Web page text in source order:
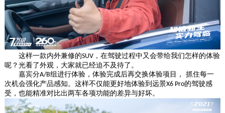
这样一款内外兼修的SUV，在驾驶过程中又会带给我们怎样的体验
呢？光看了外观，大家就已经迫不及待了。
嘉宾分A/B组进行体验，体验完成后再交换体验项目， 抓住每一
次机会强化产品感知。这样不仅能更好地体验到远景X6 Pro的驾驶感
受，也能精准对比出两车各项功能的差异与好坏。